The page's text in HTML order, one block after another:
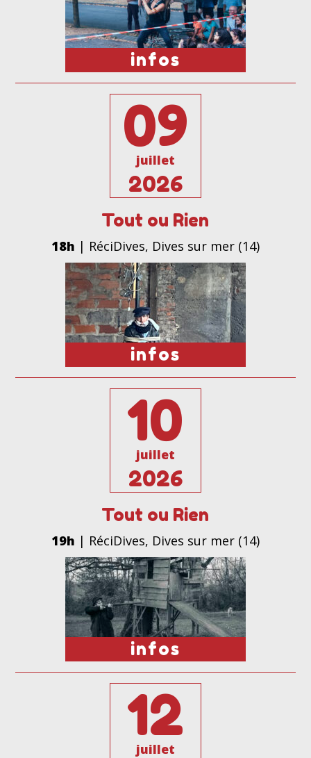
infos
09
juillet
2026
Tout ou Rien
18h | RéciDives, Dives sur mer (14)
infos
10
juillet
2026
Tout ou Rien
19h | RéciDives, Dives sur mer (14)
infos
12
juillet